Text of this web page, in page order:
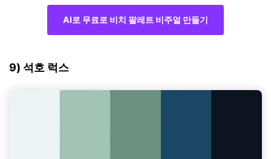
AI로 무료로 비치 팔레트 비주얼 만들기
9) 석호 럭스